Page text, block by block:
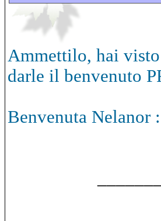
Ammettilo, hai
darle il benvenuto
Benvenuta Nelanor